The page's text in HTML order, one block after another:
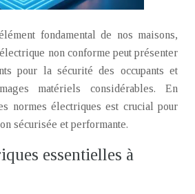
fondamental de nos maisons,
non conforme peut présenter
pour la sécurité des occupants et
matériels considérables. En
normes électriques est crucial pour
sécurisée et performante.
essentielles à